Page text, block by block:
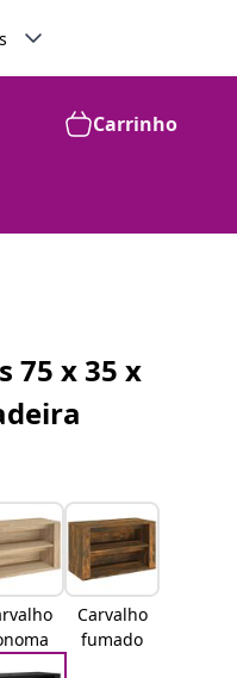
Carrinho
75 x 35 x
Carvalho
fumado